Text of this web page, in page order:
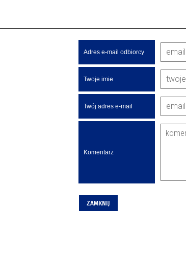
Adres e-mail odbiorcy
Twoje imie
Twój adres e-mail
Komentarz